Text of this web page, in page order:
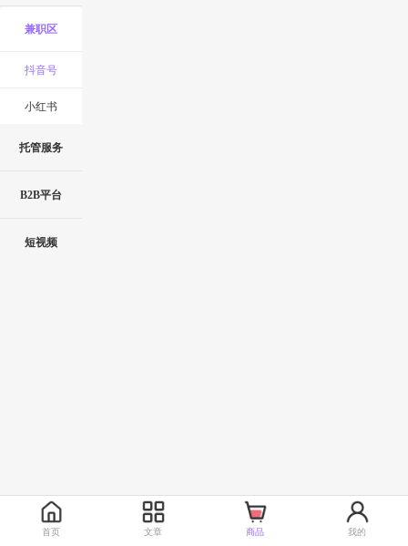
首页 文章 商品 我的
兼职区
抖音号
小红书
托管服务
B2B平台
短视频